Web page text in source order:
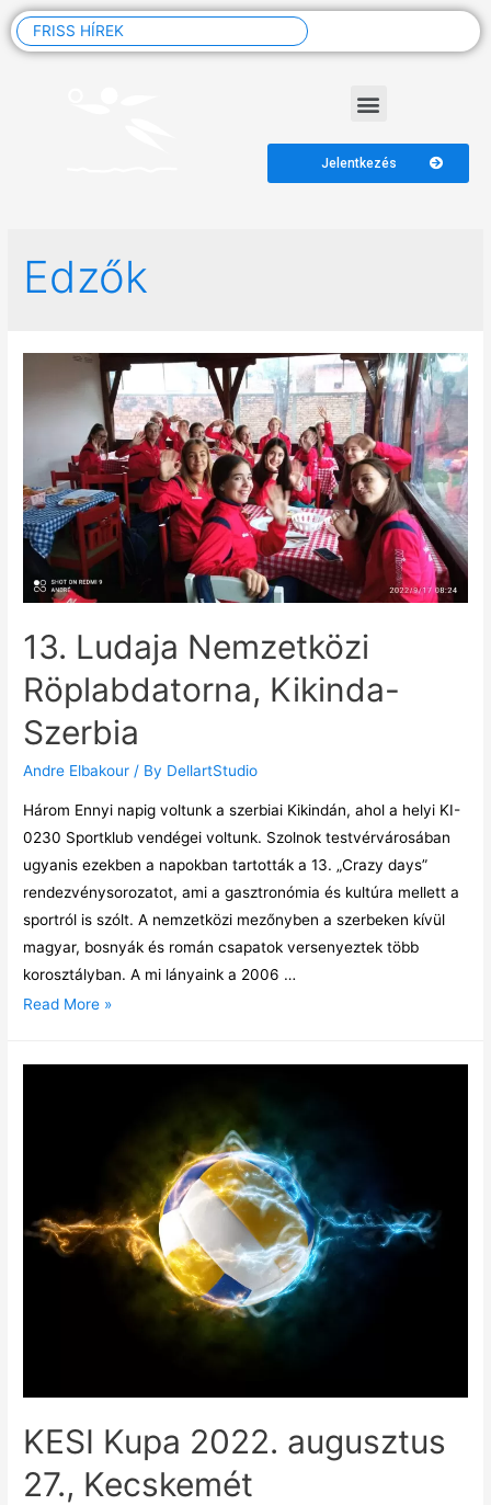
FRISS HÍREK
Jelentkezés
Edzők
13. Ludaja Nemzetközi
Röplabdatorna, Kikinda-
Szerbia
Andre Elbakour / By DellartStudio
Három Ennyi napig voltunk a szerbiai Kikindán, ahol a helyi KI-
0230 Sportklub vendégei voltunk. Szolnok testvérvárosában
ugyanis ezekben a napokban tartották a 13. „Crazy days”
rendezvénysorozatot, ami a gasztronómia és kultúra mellett a
sportról is szólt. A nemzetközi mezőnyben a szerbeken kívül
magyar, bosnyák és román csapatok versenyeztek több
korosztályban. A mi lányaink a 2006 …
Read More »
KESI Kupa 2022. augusztus
27., Kecskemét